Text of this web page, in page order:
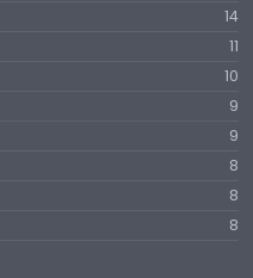
14
11
10
9
9
8
8
8